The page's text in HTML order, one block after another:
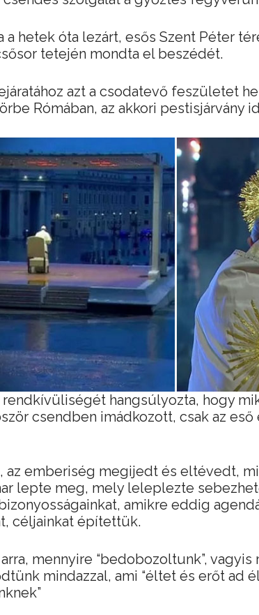
a hetek óta lezárt, esős Szent Péter
tetején mondta el beszédét.
azt a csodatevő feszületet
Rómában, az akkori pestisjárvány
rendkívüliségét hangsúlyozta, hogy
csendben imádkozott, csak az eső
az emberiség megijedt és eltévedt,
lepte meg, mely leleplezte
amikre eddig
céljainkat építettük.
mennyire “bedobozoltunk”,
mindazzal, ami “éltet és erőt ad